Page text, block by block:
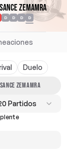
Zemamra
D D D D
Duelo
ZEMAMRA
Partidos